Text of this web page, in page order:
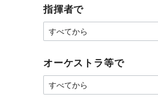
指揮者で
オーケストラ等で